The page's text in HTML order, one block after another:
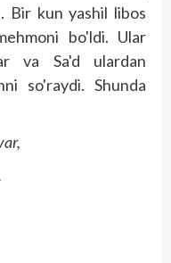
Bir kun yashil libos
bo'ldi. Ular
va Sa'd ulardan
so'raydi. Shunda